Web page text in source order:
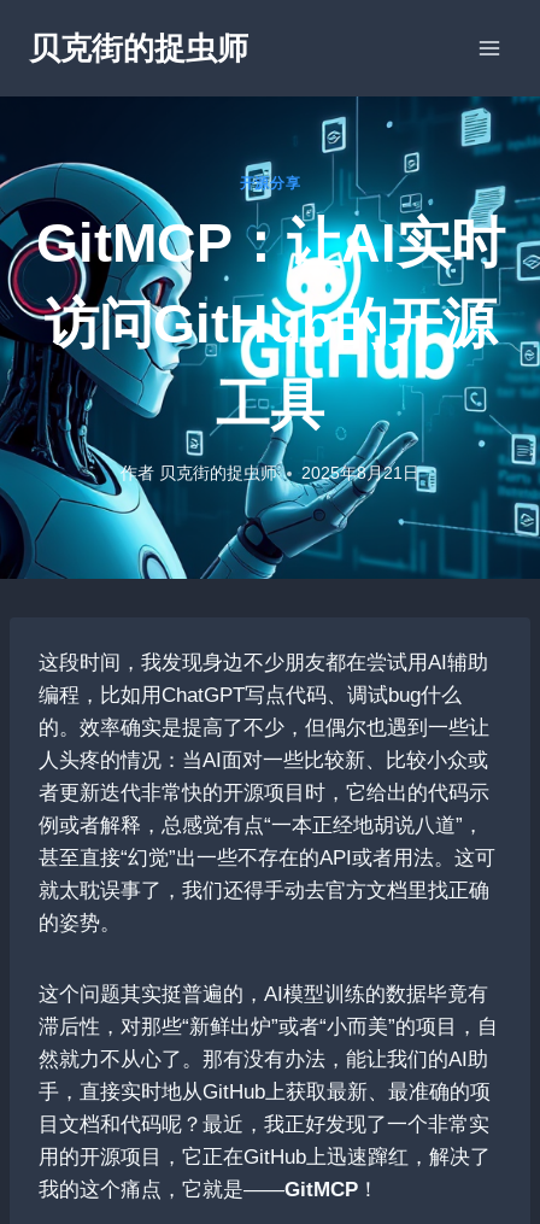
贝克街的捉虫师
开源分享
GitMCP：让AI实时
访问GitHub的开源
工具
作者 贝克街的捉虫师 2025年8月21日
这段时间，我发现身边不少朋友都在尝试用AI辅助
编程，比如用ChatGPT写点代码、调试bug什么
的。效率确实是提高了不少，但偶尔也遇到一些让
人头疼的情况：当AI面对一些比较新、比较小众或
者更新迭代非常快的开源项目时，它给出的代码示
例或者解释，总感觉有点“一本正经地胡说八道”，
甚至直接“幻觉”出一些不存在的API或者用法。这可
就太耽误事了，我们还得手动去官方文档里找正确
的姿势。
这个问题其实挺普遍的，AI模型训练的数据毕竟有
滞后性，对那些“新鲜出炉”或者“小而美”的项目，自
然就力不从心了。那有没有办法，能让我们的AI助
手，直接实时地从GitHub上获取最新、最准确的项
目文档和代码呢？最近，我正好发现了一个非常实
用的开源项目，它正在GitHub上迅速蹿红，解决了
我的这个痛点，它就是——GitMCP ！